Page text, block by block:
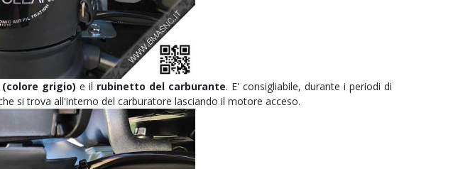
grigio) e il rubinetto del carburante. E' consigliabile, durante i periodi di
si trova all'interno del carburatore lasciando il motore acceso.